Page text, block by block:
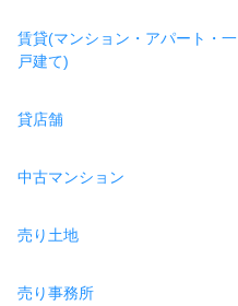
賃貸(マンション・アパート・一
戸建て)
貸店舗
中古マンション
売り土地
売り事務所